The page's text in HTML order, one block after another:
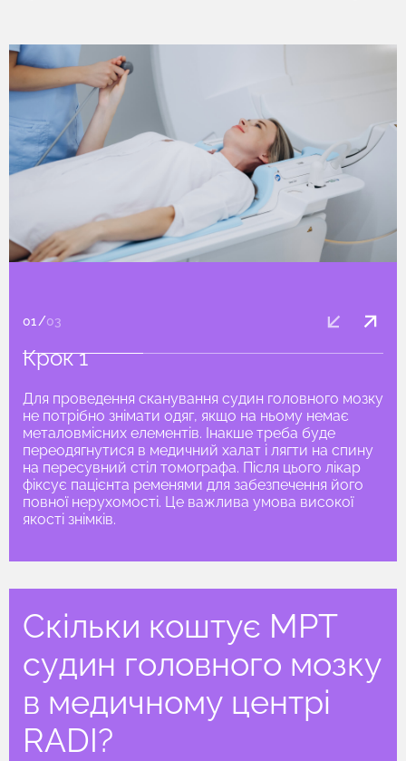
Крок 1
Для проведення сканування судин головного мозку
не потрібно знімати одяг, якщо на ньому немає
металовмісних елементів. Інакше треба буде
переодягнутися в медичний халат і лягти на спину
на пересувний стіл томографа. Після цього лікар
фіксує пацієнта ременями для забезпечення його
повної нерухомості. Це важлива умова високої
якості знімків.
01 /03
Скільки коштує МРТ
судин головного мозку
в медичному центрі
RADI?